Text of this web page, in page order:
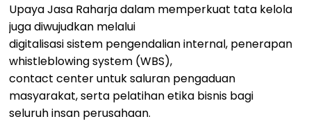
Upaya Jasa Raharja dalam memperkuat tata kelola
juga diwujudkan melalui
digitalisasi sistem pengendalian internal, penerapan
whistleblowing system (WBS),
contact center untuk saluran pengaduan
masyarakat, serta pelatihan etika bisnis bagi
seluruh insan perusahaan.